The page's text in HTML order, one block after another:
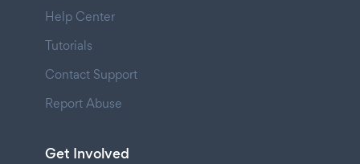
Help Center
Tutorials
Contact Support
Report Abuse
Get Involved